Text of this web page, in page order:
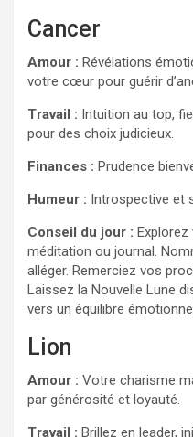
Cancer
Amour : Révélations
votre cœur pour guérir
Travail : Intuition au top,
pour des choix judicieux.
Finances : Prudence
Humeur : Introspective et
Conseil du jour :
méditation ou journal.
alléger. Remerciez vos
Laissez la Nouvelle Lune
vers un équilibre
Lion
Amour : Votre charisme
par générosité et loyauté.
Travail : Brillez en leader,